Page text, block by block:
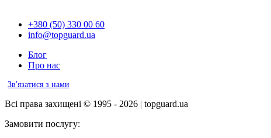
+380 (50) 330 00 60
info@topguard.ua
Блог
Про нас
Зв'язатися з нами
Всі права захищені © 1995 - 2026 | topguard.ua
Замовити послугу: